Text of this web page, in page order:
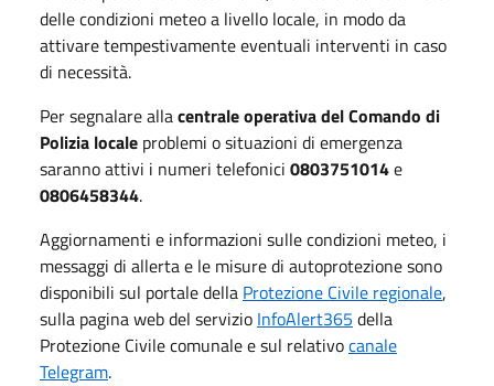
delle condizioni meteo a livello locale, in modo da
attivare tempestivamente eventuali interventi in caso
di necessità.
Per segnalare allacentrale operativa del Comando di
Polizia locale problemi o situazioni di emergenza
saranno attivi i numeri telefonici 0803751014e
0806458344.
Aggiornamenti e informazioni sulle condizioni meteo, i
messaggi di allerta e le misure di autoprotezione sono
disponibili sul portale della Protezione Civile regionale,
sulla pagina web del servizio InfoAlert365 della
Protezione Civile comunale e sul relativocanale
Telegram.